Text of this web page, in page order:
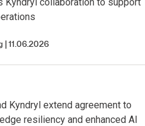
11.06.2026
Kyndryl extend agreement to
resiliency and enhanced AI